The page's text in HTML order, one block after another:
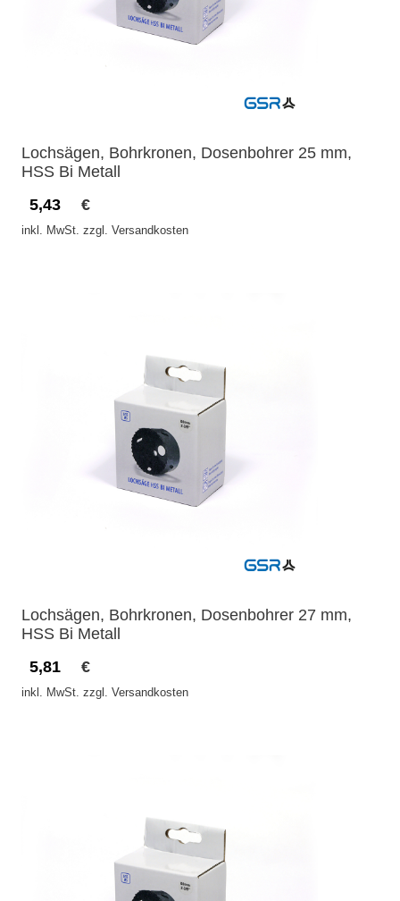
Lochsägen, Bohrkronen, Dosenbohrer 25 mm,
HSS Bi Metall
5,43
€
inkl. MwSt. zzgl. Versandkosten
Lochsägen, Bohrkronen, Dosenbohrer 27 mm,
HSS Bi Metall
5,81
€
inkl. MwSt. zzgl. Versandkosten